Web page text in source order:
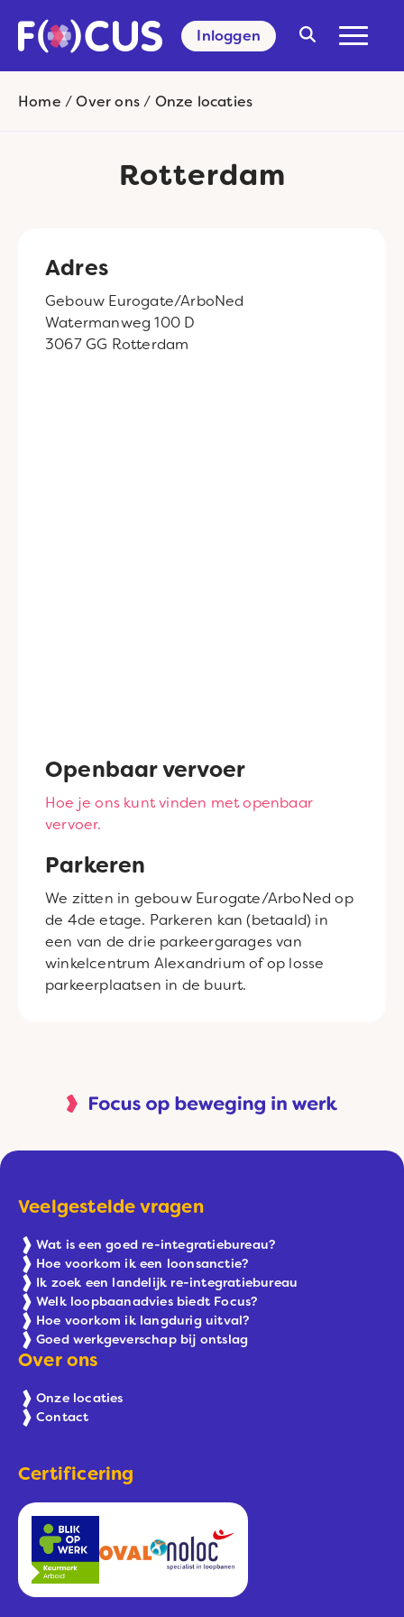
Inloggen
Home /Over ons / Onze locaties
Rotterdam
Adres
Gebouw Eurogate/ArboNed
Watermanweg 100 D
3067 GG Rotterdam
Openbaar vervoer
Hoe je ons kunt vinden met openbaar
vervoer.
Parkeren
We zitten in gebouw Eurogate/ArboNed op
de 4de etage. Parkeren kan (betaald) in
een van de drie parkeergarages van
winkelcentrum Alexandrium of op losse
parkeerplaatsen in de buurt.
Veelgestelde vragen
Wat is een goed re-integratiebureau?
Hoe voorkom ik een loonsanctie?
Ik zoek een landelijk re-integratiebureau
Welk loopbaanadvies biedt Focus?
Hoe voorkom ik langdurig uitval?
Goed werkgeverschap bij ontslag
Over ons
Onze locaties
Contact
Certificering